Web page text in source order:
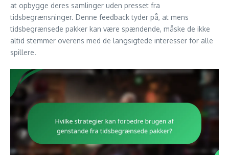
at opbygge deres samlinger uden presset fra
tidsbegrænsninger. Denne feedback tyder på, at mens
tidsbegrænsede pakker kan være spændende, måske de ikke
altid stemmer overens med de langsigtede interesser for alle
spillere.